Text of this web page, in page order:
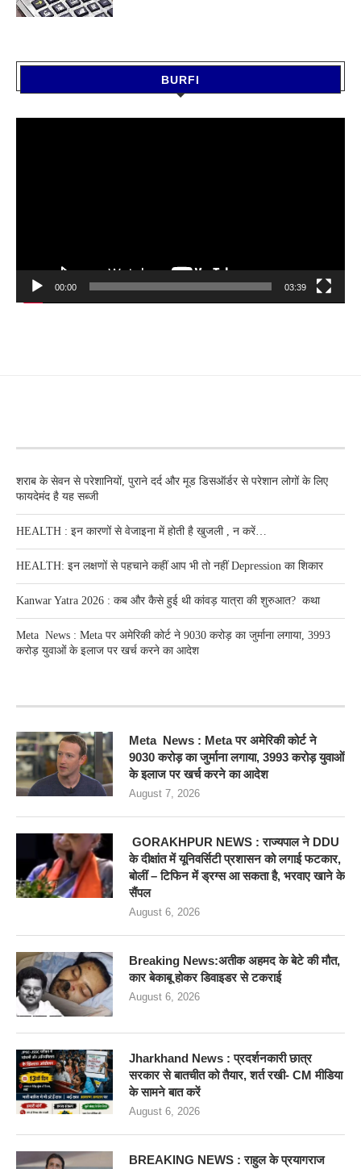
BURFI
00:00 03:39
शराब के सेवन से परेशानियों, पुराने दर्द और मूड डिसऑर्डर से परेशान लोगों के लिए
फायदेमंद है यह सब्जी
HEALTH : इन कारणों से वेजाइना में होती है खुजली , न करें…
HEALTH: इन लक्षणों से पहचाने कहीं आप भी तो नहीं Depression का शिकार
Kanwar Yatra 2026 : कब और कैसे हुई थी कांवड़ यात्रा की शुरुआत? कथा
Meta News : Meta पर अमेरिकी कोर्ट ने 9030 करोड़ का जुर्माना लगाया, 3993
करोड़ युवाओं के इलाज पर खर्च करने का आदेश
Meta News : Meta पर अमेरिकी कोर्ट ने
9030 करोड़ का जुर्माना लगाया, 3993 करोड़ युवाओं
के इलाज पर खर्च करने का आदेश
August 7, 2026
GORAKHPUR NEWS : राज्यपाल ने DDU
के दीक्षांत में यूनिवर्सिटी प्रशासन को लगाई फटकार,
बोलीं – टिफिन में ड्रग्स आ सकता है, भरवाए खाने के
सैंपल
August 6, 2026
Breaking News:अतीक अहमद के बेटे की मौत,
कार बेकाबू होकर डिवाइडर से टकराई
August 6, 2026
Jharkhand News : प्रदर्शनकारी छात्र
सरकार से बातचीत को तैयार, शर्त रखी- CM मीडिया
के सामने बात करें
August 6, 2026
BREAKING NEWS : राहुल के प्रयागराज